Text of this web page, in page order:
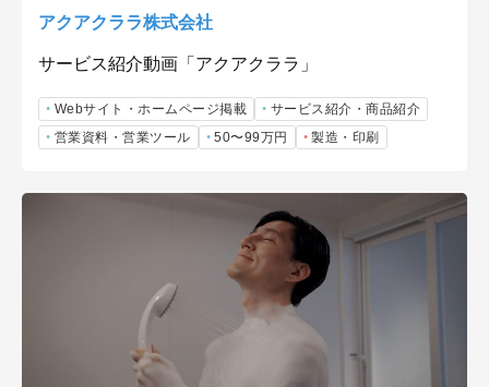
アクアクララ株式会社
サービス紹介動画「アクアクララ」
Webサイト・ホームページ掲載
サービス紹介・商品紹介
営業資料・営業ツール
50〜99万円 製造・印刷